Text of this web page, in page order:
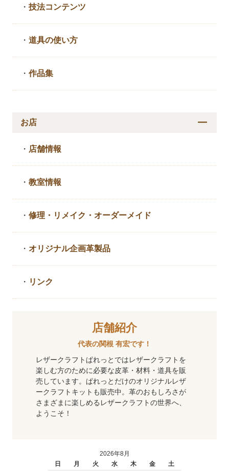
・技法コンテンツ
・道具の使い方
・作品集
お店
・ 店舗情報
・教室情報
・修理・リメイク・ オーダーメイド
・ オリジナル企画革製品
・ リンク
店舗紹介
代表の関根 有宏です！
レザークラフトぱれっとではレザークラフトを
楽しむ方のために必要な皮革・材料・道具を販
売しています。ぱれっとだけのオリジナルレザ
ークラフトキットも販売中。革のおもしろさが
さまざまに楽しめるレザークラフトの世界へ、
ようこそ！
2026年8月
日
月 火 水 木 金
土